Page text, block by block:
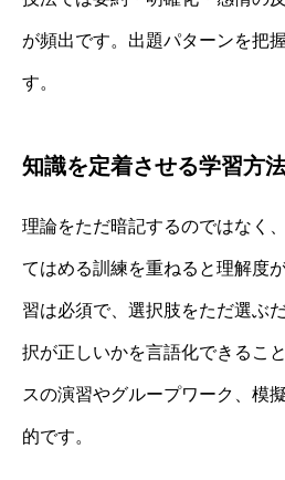
が頻出です。出題パターンを把
す。
知識を定着させる学習方
理論をただ暗記するのではなく
てはめる訓練を重ねると理解度
習は必須で、選択肢をただ選ぶ
択が正しいかを言語化できるこ
スの演習やグループワーク、模
的です。